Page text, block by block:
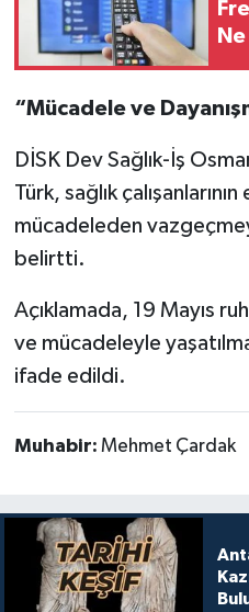
“Mücadele ve
DİSK Dev Sağlık-İş
Türk, sağlık
mücadeleden
belirtti.
Açıklamada, 19 Mayıs
ve mücadeleyle
ifade edildi.
Muhabir: Mehmet Çardak